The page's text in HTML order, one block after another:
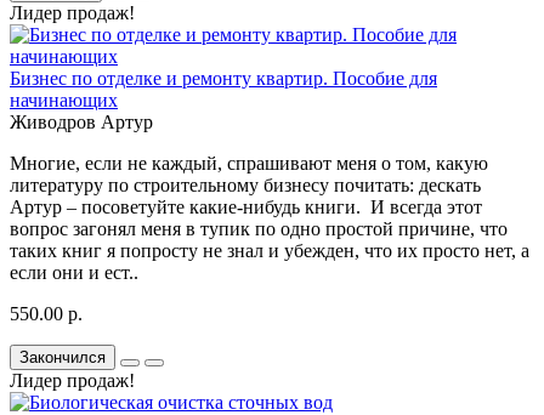
Лидер продаж!
Бизнес по отделке и ремонту квартир. Пособие для
начинающих
Живодров Артур
Многие, если не каждый, спрашивают меня о том, какую
литературу по строительному бизнесу почитать: дескать
Артур – посоветуйте какие-нибудь книги. И всегда этот
вопрос загонял меня в тупик по одно простой причине, что
таких книг я попросту не знал и убежден, что их просто нет, а
если они и ест..
550.00 р.
Закончился
Лидер продаж!